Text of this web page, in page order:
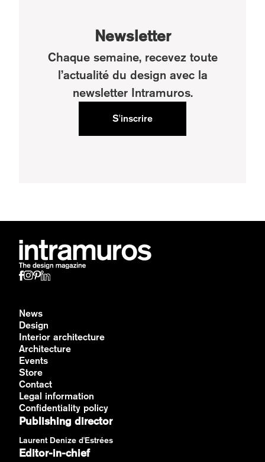
Newsletter
Chaque semaine, recevez toute
l’actualité du design avec la
newsletter Intramuros.
S'inscrire
News
Design
Interior architecture
Architecture
Events
Store
Contact
Legal information
Confidentiality policy
Publishing director
Laurent Denize d'Estrées
Editor-in-chief